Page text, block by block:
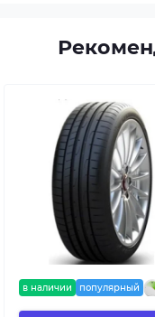
в наличии популярный